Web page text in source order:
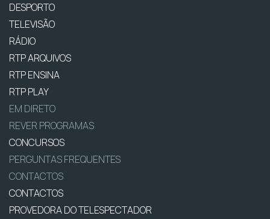
DESPORTO
TELEVISÃO
RÁDIO
RTP ARQUIVOS
RTP ENSINA
RTP PLAY
EM DIRETO
REVER PROGRAMAS
CONCURSOS
PERGUNTAS FREQUENTES
CONTACTOS
CONTACTOS
PROVEDORA DO TELESPECTADOR